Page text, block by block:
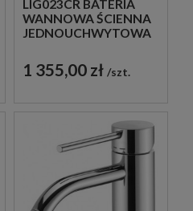
LIG023CR BATERIA
WANNOWA ŚCIENNA
JEDNOUCHWYTOWA
1 355,00 zł szt.